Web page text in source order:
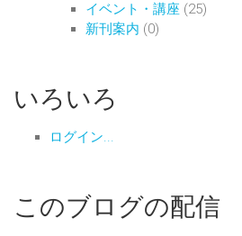
イベント・講座 (25)
新刊案内 (0)
いろいろ
ログイン...
このブログの配信